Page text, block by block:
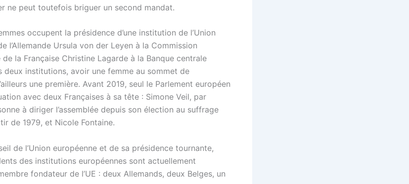
ne peut toutefois briguer un second mandat.
occupent la présidence d’une institution de l’Union
l’Allemande Ursula von der Leyen à la Commission
de la Française Christine Lagarde à la Banque centrale
deux institutions, avoir une femme au sommet de
une première. Avant 2019, seul le Parlement européen
avec deux Françaises à sa tête : Simone Veil, par
à diriger l’assemblée depuis son élection au suffrage
de 1979, et Nicole Fontaine.
de l’Union européenne et de sa présidence tournante,
des institutions européennes sont actuellement
fondateur de l’UE : deux Allemands, deux Belges, un